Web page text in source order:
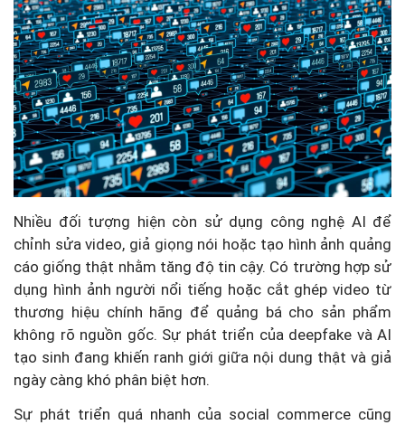
Nhiều đối tượng hiện còn sử dụng công nghệ AI để
chỉnh sửa video, giả giọng nói hoặc tạo hình ảnh quảng
cáo giống thật nhằm tăng độ tin cậy. Có trường hợp sử
dụng hình ảnh người nổi tiếng hoặc cắt ghép video từ
thương hiệu chính hãng để quảng bá cho sản phẩm
không rõ nguồn gốc. Sự phát triển của deepfake và AI
tạo sinh đang khiến ranh giới giữa nội dung thật và giả
ngày càng khó phân biệt hơn.
Sự phát triển quá nhanh của social commerce cũng